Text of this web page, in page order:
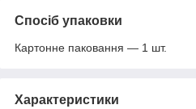
Спосіб упаковки
Картонне паковання — 1 шт.
Характеристики